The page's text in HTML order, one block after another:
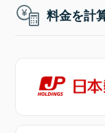
料金を計